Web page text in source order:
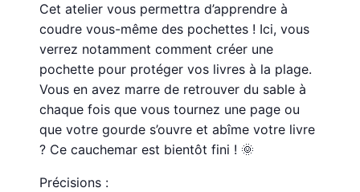
Cet atelier vous permettra d’apprendre à
coudre vous-même des pochettes ! Ici, vous
verrez notamment comment créer une
pochette pour protéger vos livres à la plage.
Vous en avez marre de retrouver du sable à
chaque fois que vous tournez une page ou
que votre gourde s’ouvre et abîme votre livre
? Ce cauchemar est bientôt fini ! 🌞
Précisions :